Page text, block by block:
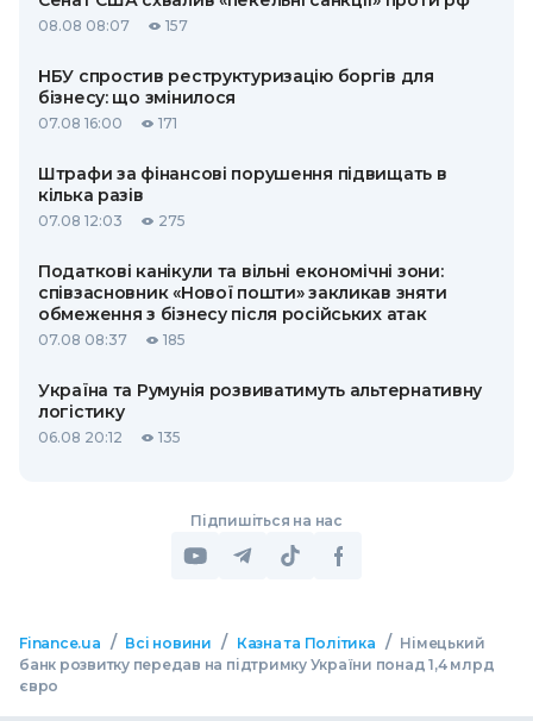
08.08 08:07 157
НБУ спростив реструктуризацію боргів для
бізнесу: що змінилося
07.08 16:00 171
Штрафи за фінансові порушення підвищать в
кілька разів
07.08 12:03 275
Податкові канікули та вільні економічні зони:
співзасновник «Нової пошти» закликав зняти
обмеження з бізнесу після російських атак
07.08 08:37 185
Україна та Румунія розвиватимуть альтернативну
логістику
06.08 20:12 135
Підпишіться на нас
Finance.ua / Всі новини / Казна та Політика / Німецький
банк розвитку передав на підтримку України понад 1,4 млрд
євро